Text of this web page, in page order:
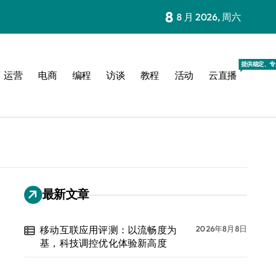
8 8 月 2026, 周六
运营 电商 编程 访谈 教程 活动 云直播
提供稳定、
最新文章
移动互联应用评测：以流畅度为
基，科技调控优化体验新高度
2026年8月8日